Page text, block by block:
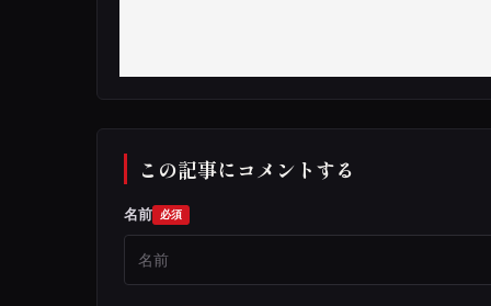
この記事にコメントする
名前